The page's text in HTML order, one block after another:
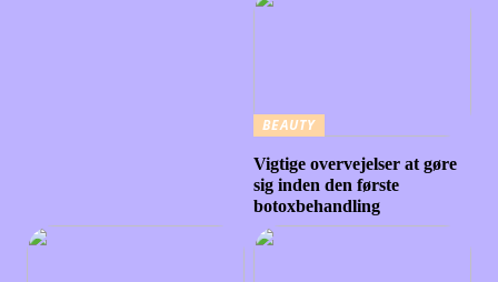
BEAUTY
Vigtige overvejelser at gøre
sig inden den første
botoxbehandling